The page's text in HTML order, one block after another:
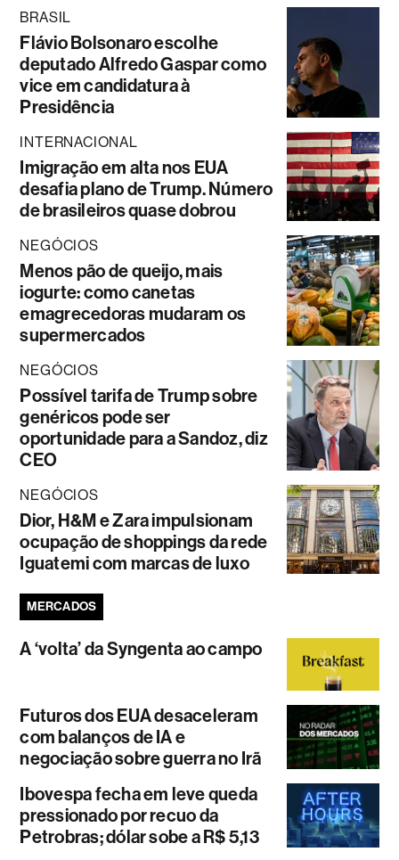
BRASIL
Flávio Bolsonaro escolhe
deputado Alfredo Gaspar como
vice em candidatura à
Presidência
INTERNACIONAL
Imigração em alta nos EUA
desafia plano de Trump. Número
de brasileiros quase dobrou
NEGÓCIOS
Menos pão de queijo, mais
iogurte: como canetas
emagrecedoras mudaram os
supermercados
NEGÓCIOS
Possível tarifa de Trump sobre
genéricos pode ser
oportunidade para a Sandoz, diz
CEO
NEGÓCIOS
Dior, H&M e Zara impulsionam
ocupação de shoppings da rede
Iguatemi com marcas de luxo
MERCADOS
A ‘volta’ da Syngenta ao campo
Futuros dos EUA desaceleram
com balanços de IA e
negociação sobre guerra no Irã
Ibovespa fecha em leve queda
pressionado por recuo da
Petrobras; dólar sobe a R$ 5,13